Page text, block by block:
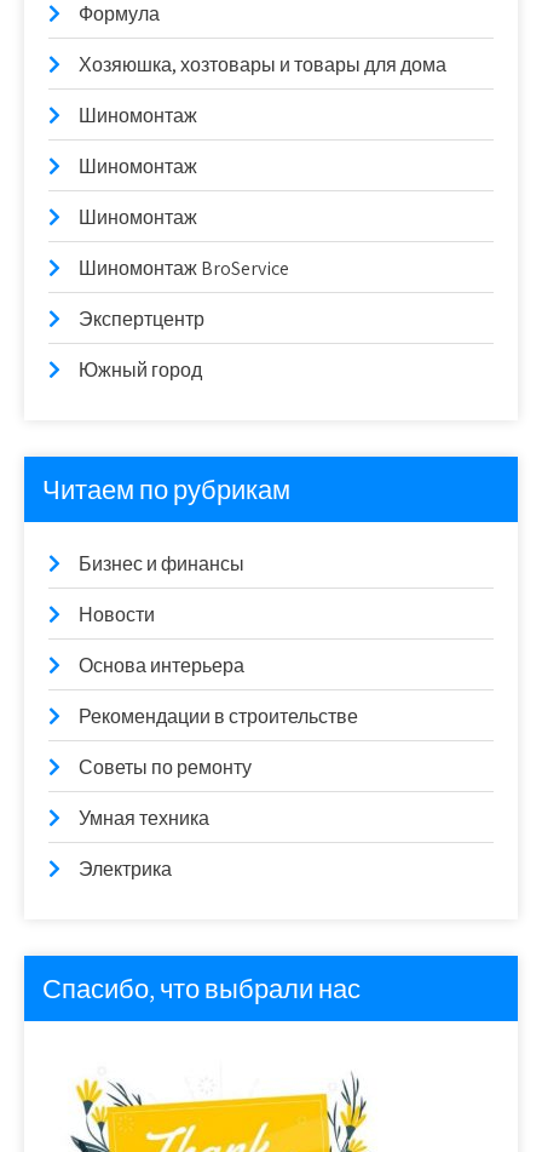
Формула
Хозяюшка, хозтовары и товары для дома
Шиномонтаж
Шиномонтаж
Шиномонтаж
Шиномонтаж BroService
Экспертцентр
Южный город
Читаем по рубрикам
Бизнес и финансы
Новости
Основа интерьера
Рекомендации в строительстве
Советы по ремонту
Умная техника
Электрика
Спасибо, что выбрали нас